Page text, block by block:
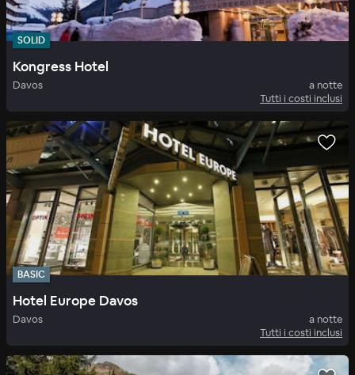
SOLID
Kongress Hotel
Davos
a notte
Tutti i costi inclusi
BASIC
Hotel Europe Davos
Davos
a notte
Tutti i costi inclusi